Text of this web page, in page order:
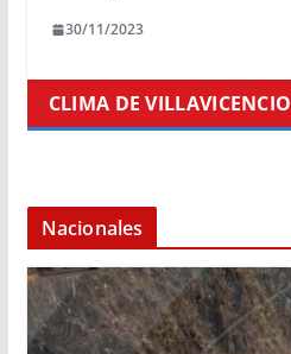
30/11/2023
CLIMA DE VILLAVICENCIO
Nacionales